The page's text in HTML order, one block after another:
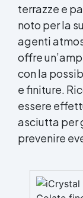
terrazze e
noto per la
agenti
offre
con la
e finiture.
essere
asciutta per
prevenire